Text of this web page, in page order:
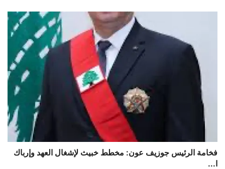
فخامة الرئيس جوزيف عون: مخطط خبيث لإشغال العهد وإرباك
ا...